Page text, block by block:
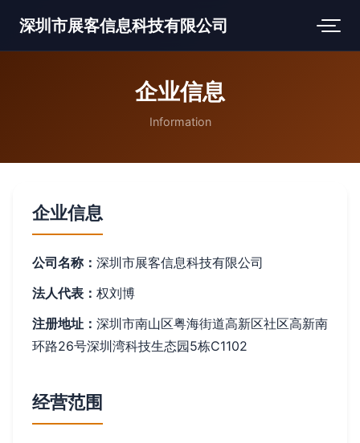
深圳市展客信息科技有限公司
企业信息
Information
企业信息
公司名称： 深圳市展客信息科技有限公司
法人代表： 权刘博
注册地址： 深圳市南山区粤海街道高新区社区高新南
环路26号深圳湾科技生态园5栋C1102
经营范围